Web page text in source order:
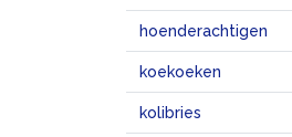
hoenderachtigen
koekoeken
kolibries